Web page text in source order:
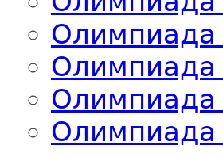
Олимпиада
Олимпиада
Олимпиада
Олимпиада